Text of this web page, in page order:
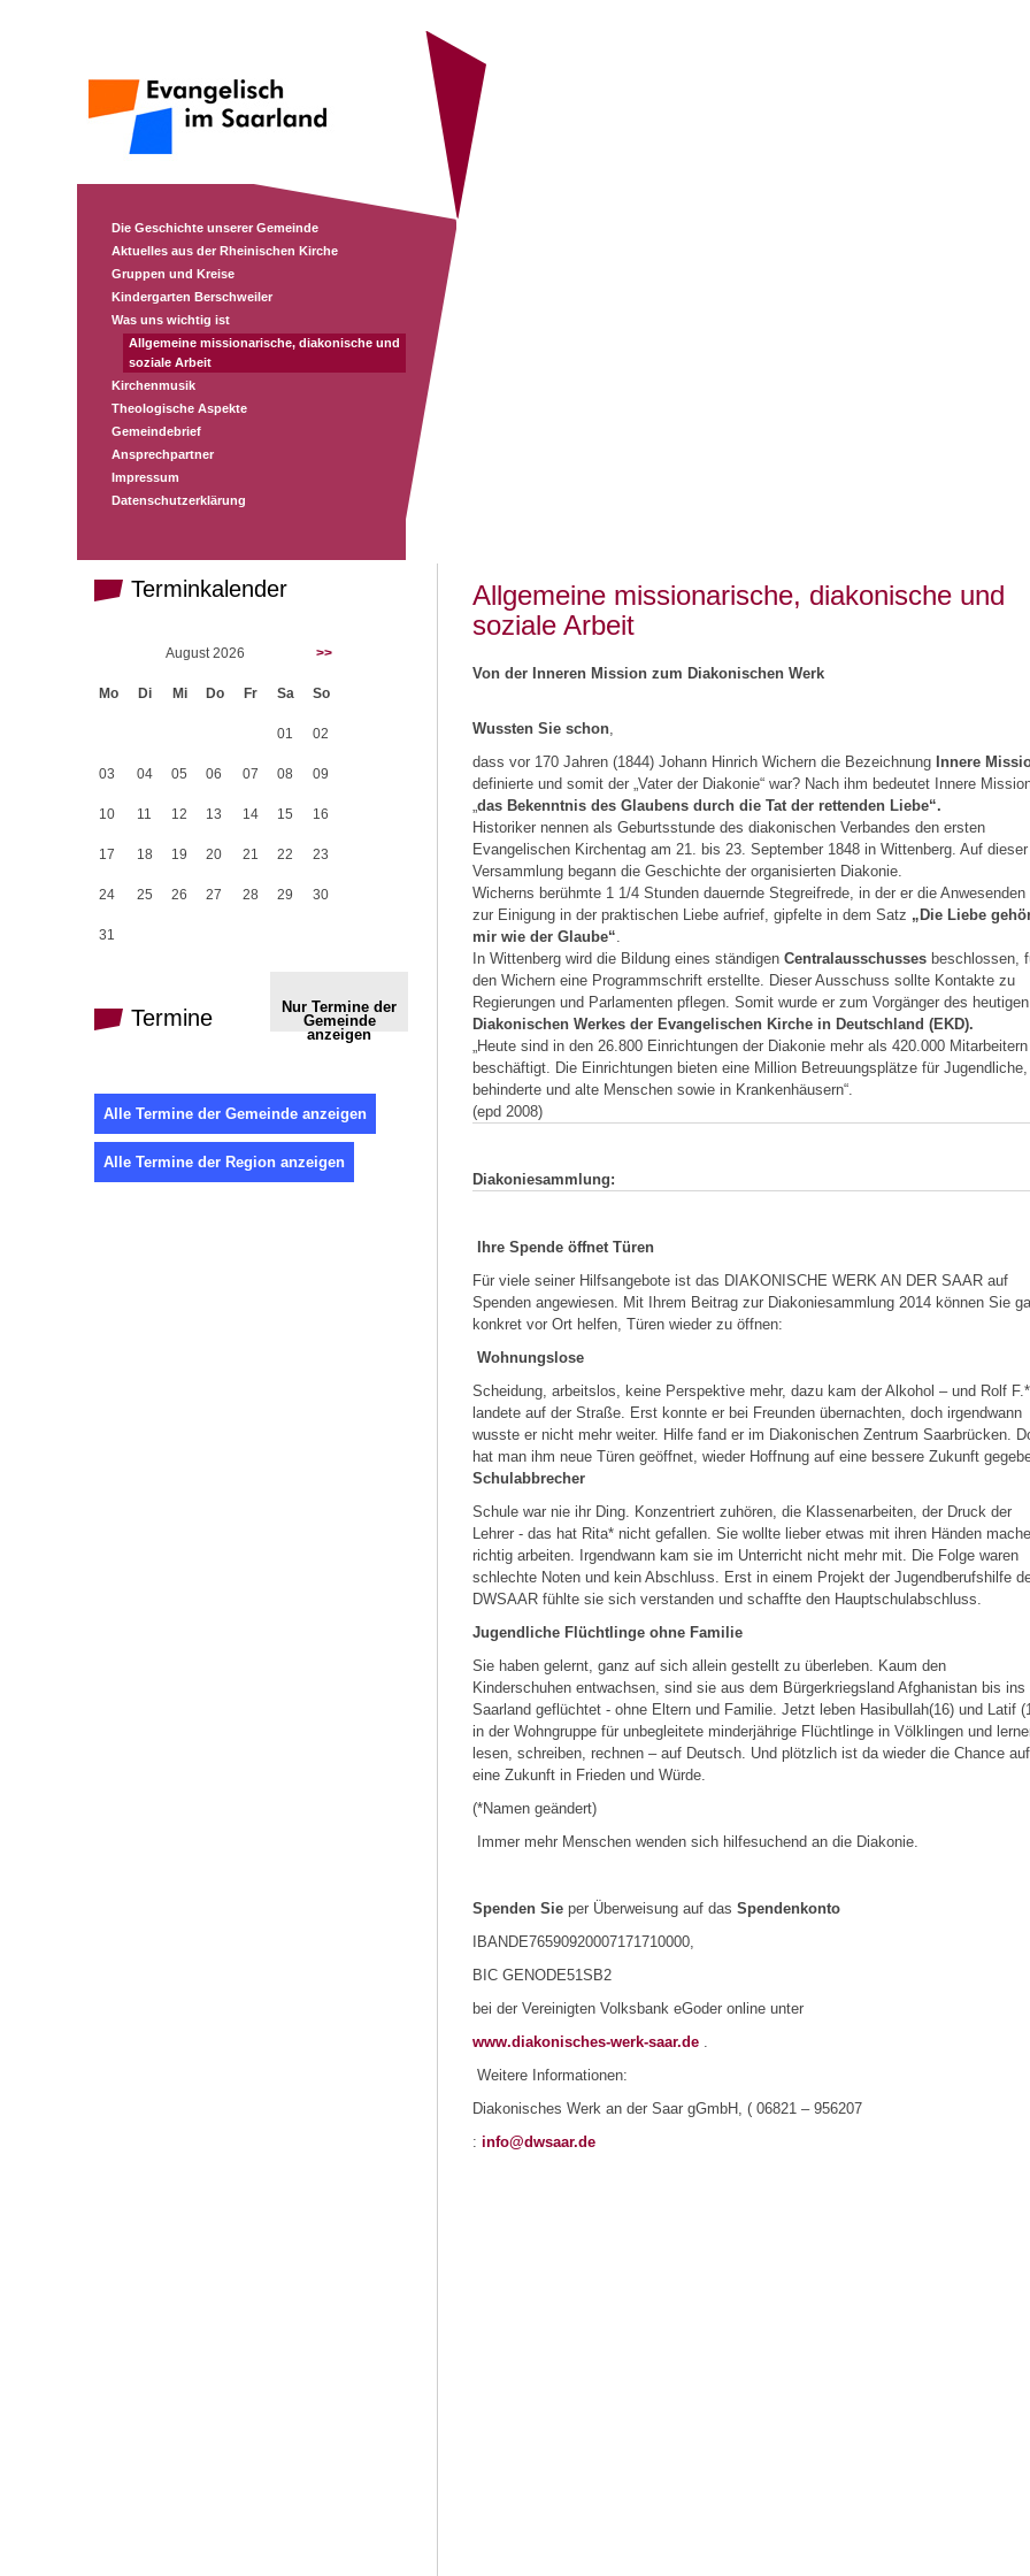
Die Geschichte unserer Gemeinde
Aktuelles aus der Rheinischen Kirche
Gruppen und Kreise
Kindergarten Berschweiler
Was uns wichtig ist
Allgemeine missionarische, diakonische und
soziale Arbeit
Kirchenmusik
Theologische Aspekte
Gemeindebrief
Ansprechpartner
Impressum
Datenschutzerklärung
Terminkalender
August 2026 >>
Mo Di Mi Do Fr Sa So
01 02
03 04 05 06 07 08 09
10 11 12 13 14 15 16
17 18 19 20 21 22 23
24 25 26 27 28 29 30
31
Termine
Nur Termine der
Gemeinde
anzeigen
Alle Termine der Gemeinde anzeigen
Alle Termine der Region anzeigen
Allgemeine missionarische, diakonische und
soziale Arbeit
Von der Inneren Mission zum Diakonischen Werk
Wussten Sie schon,
dass vor 170 Jahren (1844) Johann Hinrich Wichern die Bezeichnung Innere
definierte und somit der „Vater der Diakonie“ war? Nach ihm bedeutet Innere
„das Bekenntnis des Glaubens durch die Tat der rettenden Liebe“.
Historiker nennen als Geburtsstunde des diakonischen Verbandes den ersten
Evangelischen Kirchentag am 21. bis 23. September 1848 in Wittenberg. Auf dieser
Versammlung begann die Geschichte der organisierten Diakonie.
Wicherns berühmte 1 1/4 Stunden dauernde Stegreifrede, in der er die Anwesenden
zur Einigung in der praktischen Liebe aufrief, gipfelte in dem Satz „Die Liebe
mir wie der Glaube“.
In Wittenberg wird die Bildung eines ständigen Centralausschusses beschlossen,
den Wichern eine Programmschrift erstellte. Dieser Ausschuss sollte Kontakte zu
Regierungen und Parlamenten pflegen. Somit wurde er zum Vorgänger des heutigen
Diakonischen Werkes der Evangelischen Kirche in Deutschland (EKD).
„Heute sind in den 26.800 Einrichtungen der Diakonie mehr als 420.000 Mitarbeitern
beschäftigt. Die Einrichtungen bieten eine Million Betreuungsplätze für Jugendliche,
behinderte und alte Menschen sowie in Krankenhäusern“.
(epd 2008)
Diakoniesammlung:
Ihre Spende öffnet Türen
Für viele seiner Hilfsangebote ist das DIAKONISCHE WERK AN DER SAAR auf
Spenden angewiesen. Mit Ihrem Beitrag zur Diakoniesammlung 2014 können Sie
konkret vor Ort helfen, Türen wieder zu öffnen:
Wohnungslose
Scheidung, arbeitslos, keine Perspektive mehr, dazu kam der Alkohol – und Rolf F.*
landete auf der Straße. Erst konnte er bei Freunden übernachten, doch irgendwann
wusste er nicht mehr weiter. Hilfe fand er im Diakonischen Zentrum Saarbrücken.
hat man ihm neue Türen geöffnet, wieder Hoffnung auf eine bessere Zukunft
Schulabbrecher
Schule war nie ihr Ding. Konzentriert zuhören, die Klassenarbeiten, der Druck der
Lehrer - das hat Rita* nicht gefallen. Sie wollte lieber etwas mit ihren Händen
richtig arbeiten. Irgendwann kam sie im Unterricht nicht mehr mit. Die Folge waren
schlechte Noten und kein Abschluss. Erst in einem Projekt der Jugendberufshilfe
DWSAAR fühlte sie sich verstanden und schaffte den Hauptschulabschluss.
Jugendliche Flüchtlinge ohne Familie
Sie haben gelernt, ganz auf sich allein gestellt zu überleben. Kaum den
Kinderschuhen entwachsen, sind sie aus dem Bürgerkriegsland Afghanistan bis ins
Saarland geflüchtet - ohne Eltern und Familie. Jetzt leben Hasibullah(16) und Latif
in der Wohngruppe für unbegleitete minderjährige Flüchtlinge in Völklingen und
lesen, schreiben, rechnen – auf Deutsch. Und plötzlich ist da wieder die Chance auf
eine Zukunft in Frieden und Würde.
(*Namen geändert)
Immer mehr Menschen wenden sich hilfesuchend an die Diakonie.
Spenden Sie per Überweisung auf das Spendenkonto
IBANDE76590920007171710000,
BIC GENODE51SB2
bei der Vereinigten Volksbank eGoder online unter
www.diakonisches-werk-saar.de .
Weitere Informationen:
Diakonisches Werk an der Saar gGmbH, ( 06821 – 956207
: info@dwsaar.de